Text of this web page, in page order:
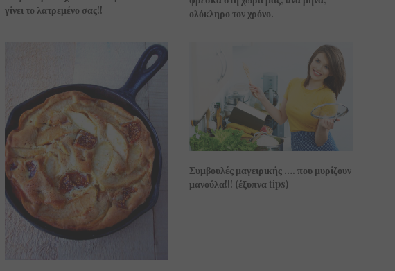
γίνει το λατρεμένο σας!!
ολόκληρο τον χρόνο.
Συμβουλές μαγειρικής …. που μυρίζουν
μανούλα!!! (έξυπνα tips)